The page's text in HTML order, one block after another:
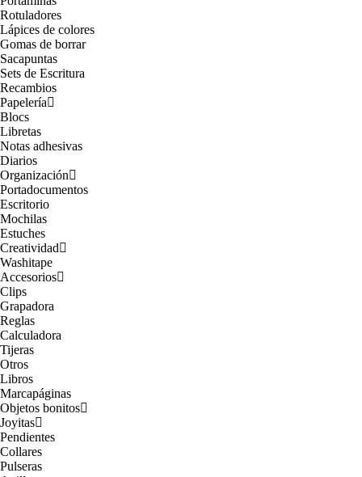
Rotuladores
Lápices de colores
Gomas de borrar
Sacapuntas
Sets de Escritura
Recambios
Papelería
Blocs
Libretas
Notas adhesivas
Diarios
Organización
Portadocumentos
Escritorio
Mochilas
Estuches
Creatividad
Washitape
Accesorios
Clips
Grapadora
Reglas
Calculadora
Tijeras
Otros
Libros
Marcapáginas
Objetos bonitos
Joyitas
Pendientes
Collares
Pulseras